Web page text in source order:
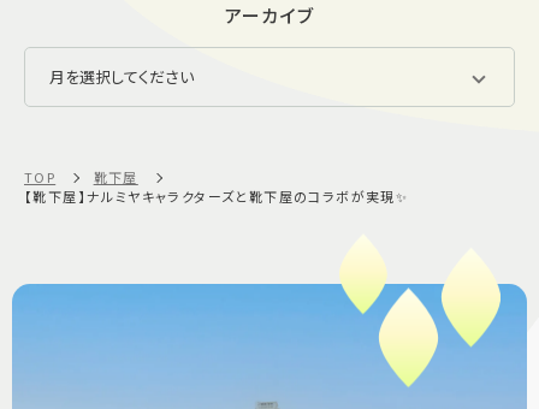
アーカイブ
TOP
靴下屋
【靴下屋】ナルミヤキャラクターズと靴下屋のコラボが実現✨